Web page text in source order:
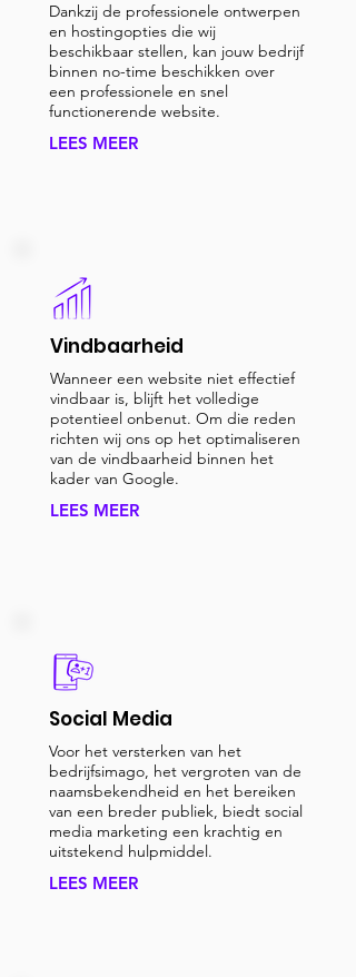
Dankzij de professionele ontwerpen
en hostingopties die wij
beschikbaar stellen, kan jouw bedrijf
binnen no-time beschikken over
een professionele en snel
functionerende website.
LEES MEER
Vindbaarheid
Wanneer een website niet effectief
vindbaar is, blijft het volledige
potentieel onbenut. Om die reden
richten wij ons op het optimaliseren
van de vindbaarheid binnen het
kader van Google.
LEES MEER
Social Media
Voor het versterken van het
bedrijfsimago, het vergroten van de
naamsbekendheid en het bereiken
van een breder publiek, biedt social
media marketing een krachtig en
uitstekend hulpmiddel.
LEES MEER